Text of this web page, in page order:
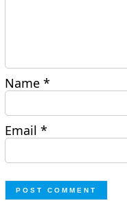
Name*
Email*